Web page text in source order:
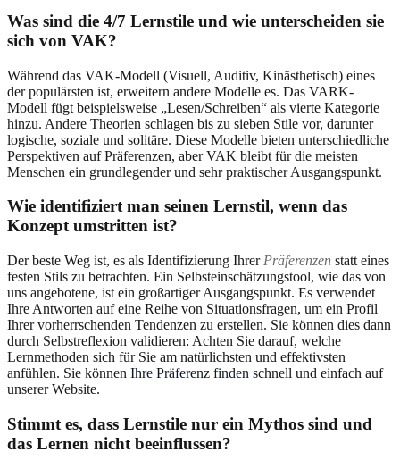
Was sind die 4/7 Lernstile und wie unterscheiden sie
sich von VAK?
Während das VAK-Modell (Visuell, Auditiv, Kinästhetisch) eines
der populärsten ist, erweitern andere Modelle es. Das VARK-
Modell fügt beispielsweise „Lesen/Schreiben“ als vierte Kategorie
hinzu. Andere Theorien schlagen bis zu sieben Stile vor, darunter
logische, soziale und solitäre. Diese Modelle bieten unterschiedliche
Perspektiven auf Präferenzen, aber VAK bleibt für die meisten
Menschen ein grundlegender und sehr praktischer Ausgangspunkt.
Wie identifiziert man seinen Lernstil, wenn das
Konzept umstritten ist?
Der beste Weg ist, es als Identifizierung Ihrer Präferenzen statt eines
festen Stils zu betrachten. Ein Selbsteinschätzungstool, wie das von
uns angebotene, ist ein großartiger Ausgangspunkt. Es verwendet
Ihre Antworten auf eine Reihe von Situationsfragen, um ein Profil
Ihrer vorherrschenden Tendenzen zu erstellen. Sie können dies dann
durch Selbstreflexion validieren: Achten Sie darauf, welche
Lernmethoden sich für Sie am natürlichsten und effektivsten
anfühlen. Sie können Ihre Präferenz finden schnell und einfach auf
unserer Website.
Stimmt es, dass Lernstile nur ein Mythos sind und
das Lernen nicht beeinflussen?